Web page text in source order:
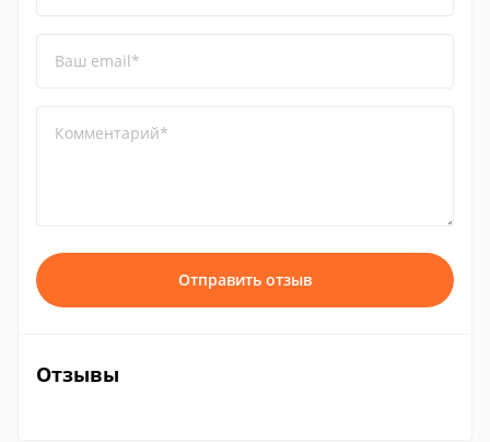
Ваш email*
Комментарий*
Отправить отзыв
Отзывы